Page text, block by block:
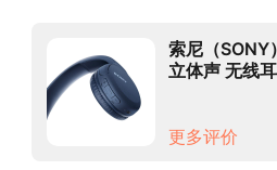
索尼（
立体声 无线
更多评价